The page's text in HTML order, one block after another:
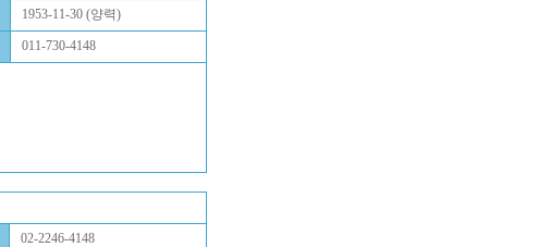
1953-11-30 (양력)
011-730-4148
02-2246-4148